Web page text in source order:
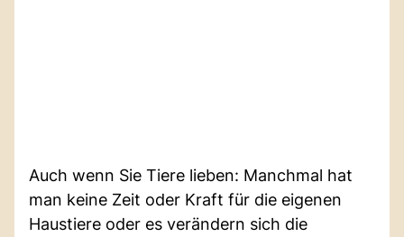
Auch wenn Sie Tiere lieben: Manchmal hat
man keine Zeit oder Kraft für die eigenen
Haustiere oder es verändern sich die